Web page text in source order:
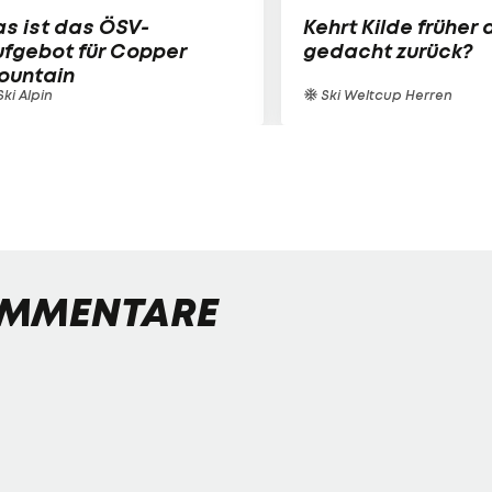
ist das ÖSV-
für Copper
Alpin
Kehrt Kilde früher
gedacht zurück?
Ski Weltcup Herren